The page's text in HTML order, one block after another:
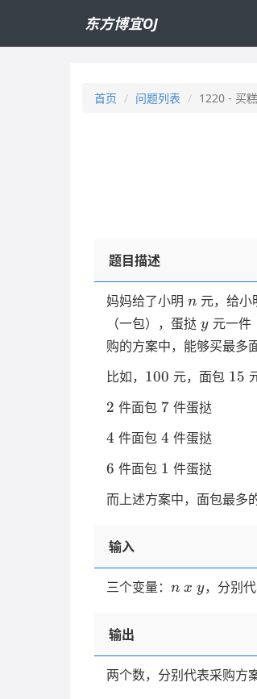
东方博宜OJ
首页 问题列表 1220 - 买
题目描述
妈妈给了小明 n
n 元，给小
（一包），蛋挞 y
y元一件
购的方案中，能够买最多
比如， 100
100 元，面包 15
15
2
2 件面包 7
7 件蛋挞
4
4 件面包 4
4 件蛋挞
6
6 件面包 1
1 件蛋挞
而上述方案中，面包最多
输入
三个变量： n
n x
x y
y，分别
输出
两个数，分别代表采购方